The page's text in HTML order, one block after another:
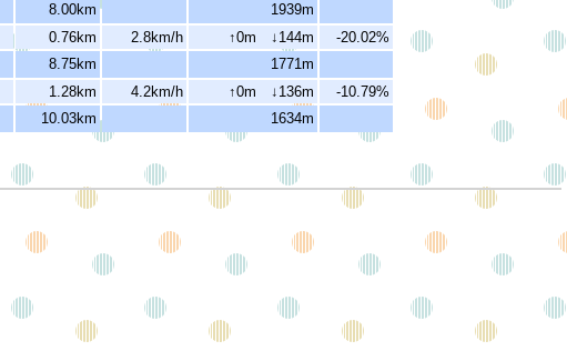
8.00km
1939m
0.76km 2.8km/h ↑0m ↓144m
-20.02%
8.75km
1771m
1.28km 4.2km/h ↑0m ↓136m
-10.79%
10.03km 1634m